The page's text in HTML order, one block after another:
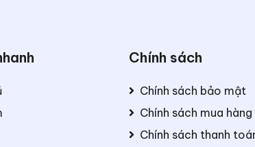
Chính sách
Chính sách bảo mật
Chính sách mua hàng
Chính sách thanh